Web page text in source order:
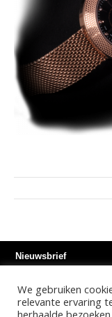
Nieuwsbrief
Instagram Facebook
We gebruiken
relevante ervaring
herhaalde